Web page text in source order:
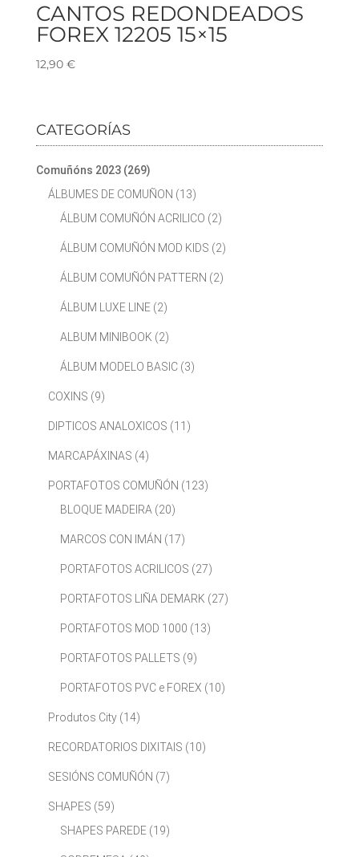
CANTOS REDONDEADOS
FOREX 12205 15×15
12,90 €
CATEGORÍAS
Comuñóns 2023 (269)
ÁLBUMES DE COMUÑON (13)
ÁLBUM COMUÑÓN ACRILICO (2)
ÁLBUM COMUÑÓN MOD KIDS (2)
ÁLBUM COMUÑÓN PATTERN (2)
ÁLBUM LUXE LINE (2)
ALBUM MINIBOOK (2)
ÁLBUM MODELO BASIC (3)
COXINS (9)
DIPTICOS ANALOXICOS (11)
MARCAPÁXINAS (4)
PORTAFOTOS COMUÑÓN (123)
BLOQUE MADEIRA (20)
MARCOS CON IMÁN (17)
PORTAFOTOS ACRILICOS (27)
PORTAFOTOS LIÑA DEMARK (27)
PORTAFOTOS MOD 1000 (13)
PORTAFOTOS PALLETS (9)
PORTAFOTOS PVC e FOREX (10)
Produtos City (14)
RECORDATORIOS DIXITAIS (10)
SESIÓNS COMUÑÓN (7)
SHAPES (59)
SHAPES PAREDE (19)